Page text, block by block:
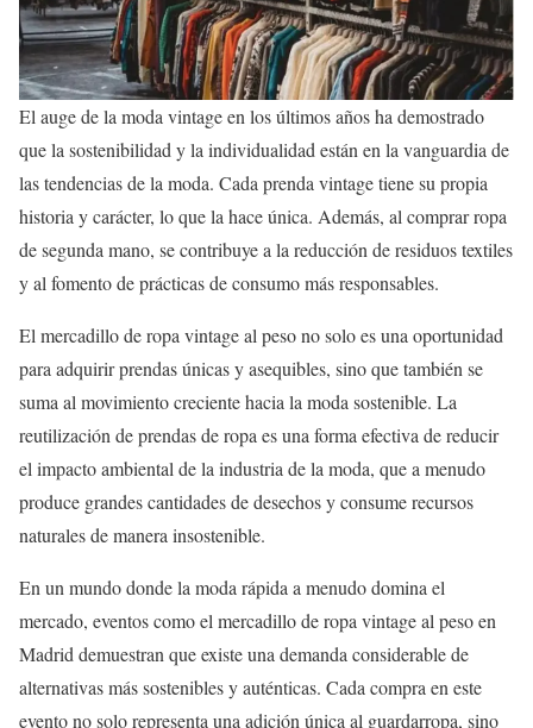
El auge de la moda vintage en los últimos años ha demostrado
que la sostenibilidad y la individualidad están en la vanguardia de
las tendencias de la moda. Cada prenda vintage tiene su propia
historia y carácter, lo que la hace única. Además, al comprar ropa
de segunda mano, se contribuye a la reducción de residuos textiles
y al fomento de prácticas de consumo más responsables.
El mercadillo de ropa vintage al peso no solo es una oportunidad
para adquirir prendas únicas y asequibles, sino que también se
suma al movimiento creciente hacia la moda sostenible. La
reutilización de prendas de ropa es una forma efectiva de reducir
el impacto ambiental de la industria de la moda, que a menudo
produce grandes cantidades de desechos y consume recursos
naturales de manera insostenible.
En un mundo donde la moda rápida a menudo domina el
mercado, eventos como el mercadillo de ropa vintage al peso en
Madrid demuestran que existe una demanda considerable de
alternativas más sostenibles y auténticas. Cada compra en este
evento no solo representa una adición única al guardarropa, sino